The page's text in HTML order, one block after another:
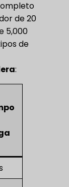
de 20
5,000
de
​: